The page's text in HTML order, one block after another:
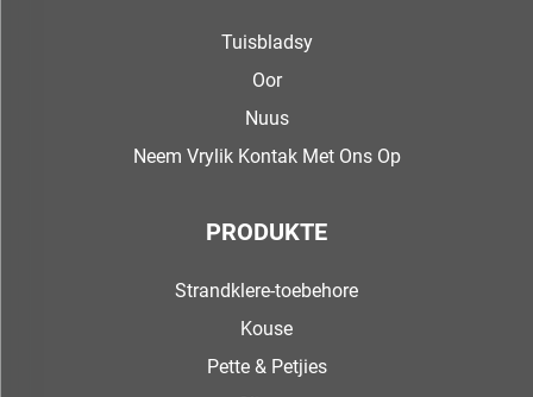
Tuisbladsy
Oor
Nuus
Neem Vrylik Kontak Met Ons Op
PRODUKTE
Strandklere-toebehore
Kouse
Pette & Petjies